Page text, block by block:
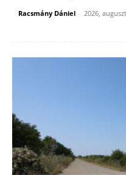
Racsmány Dániel - 2026,